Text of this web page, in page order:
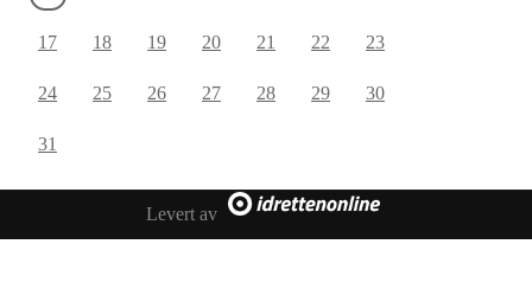
17 18 19 20 21 22 23
24 25 26 27 28 29 30
31
Levert av